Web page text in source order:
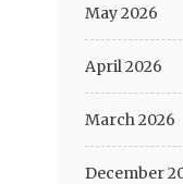
May 2026
April 2026
March 2026
December